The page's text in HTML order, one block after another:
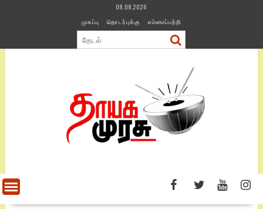
08.08.2026
முகப்பு
தொடர்புக்கு எம்மைப்பற்றி